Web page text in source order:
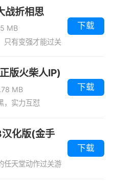
特有的要素，并加入
内容。欢迎大家来下
有限的弊端浮出水面
的一环，我们也不应
战折相思
MB
只有变强才能过关
下载
版火柴人IP)
MB
，实力互怼
下载
化版(金手
任天堂动作过关游
下载